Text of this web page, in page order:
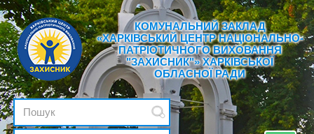
КОМУНАЛЬНИЙ ЗАКЛАД
«ХАРКІВСЬКИЙ ЦЕНТР НАЦІОНАЛЬНО-
ПАТРІОТИЧНОГО ВИХОВАННЯ
"ЗАХИСНИК"» ХАРКІВСЬКОЇ
ОБЛАСНОЇ РАДИ